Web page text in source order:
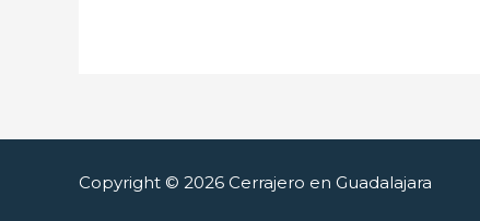
Copyright © 2026 Cerrajero en Guadalajara